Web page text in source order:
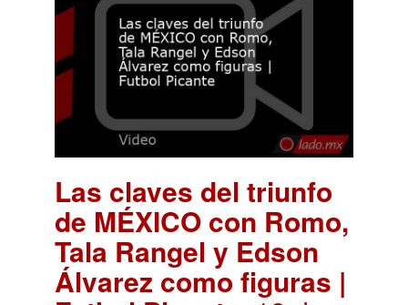
Las claves del triunfo
de MÉXICO con Romo,
Tala Rangel y Edson
Álvarez como figuras |